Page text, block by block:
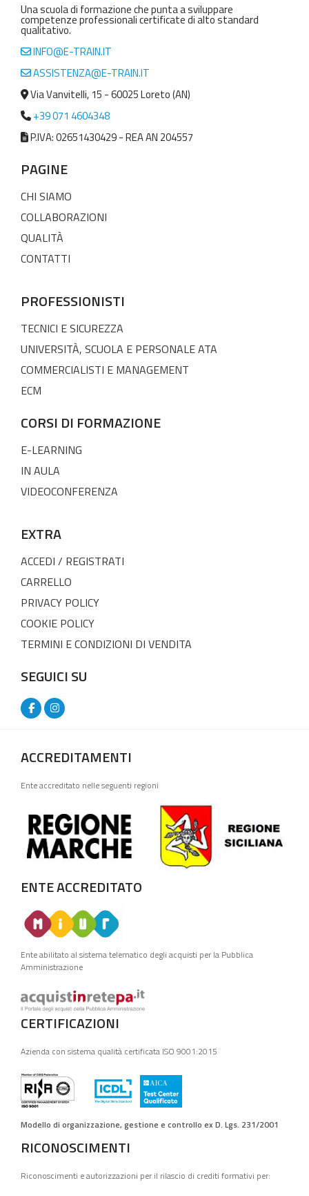
Una scuola di formazione che punta a sviluppare
competenze professionali certificate di alto standard
qualitativo.
INFO@E-TRAIN.IT
ASSISTENZA@E-TRAIN.IT
Via Vanvitelli, 15 - 60025 Loreto (AN)
+39 071 4604348
P.IVA: 02651430429 - REA AN 204557
PAGINE
CHI SIAMO
COLLABORAZIONI
QUALITÀ
CONTATTI
PROFESSIONISTI
TECNICI E SICUREZZA
UNIVERSITÀ, SCUOLA E PERSONALE ATA
COMMERCIALISTI E MANAGEMENT
ECM
CORSI DI FORMAZIONE
E-LEARNING
IN AULA
VIDEOCONFERENZA
EXTRA
ACCEDI / REGISTRATI
CARRELLO
PRIVACY POLICY
COOKIE POLICY
TERMINI E CONDIZIONI DI VENDITA
SEGUICI SU
ACCREDITAMENTI
Ente accreditato nelle seguenti regioni
ENTE ACCREDITATO
Ente abilitato al sistema telematico degli acquisti per la Pubblica
Amministrazione
CERTIFICAZIONI
Azienda con sistema qualità certificata ISO 9001:2015
Modello di organizzazione, gestione e controllo ex D. Lgs. 231/2001
RICONOSCIMENTI
Riconoscimenti e autorizzazioni per il rilascio di crediti formativi per: